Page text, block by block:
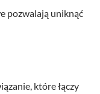
pozwalają uniknąć
które łączy